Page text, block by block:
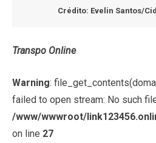
Crédito: Evelin Santos/
Transpo Online
Warning:
failed to open stream: No such
/www/wwwroot/
on line 27